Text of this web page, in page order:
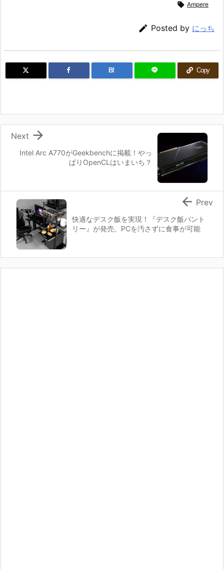
 Ampere
 Posted by にっち
B! Copy
Intel Arc A770がGeekbenchに掲載！やっ
ぱりOpenCLはいまいち？

Next
快適なデスク飯を実現！『デスク飯パント
リー』が発売。PCを汚さずに食事が可能
 Prev